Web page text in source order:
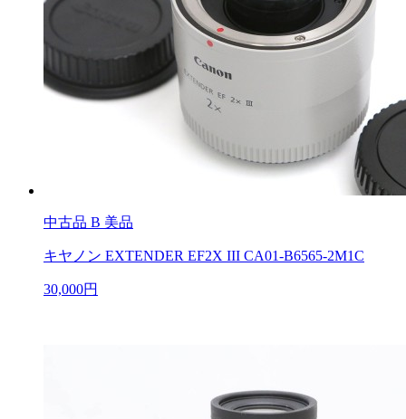
中古品 B 美品
キヤノン EXTENDER EF2X III CA01-B6565-2M1C
30,000円